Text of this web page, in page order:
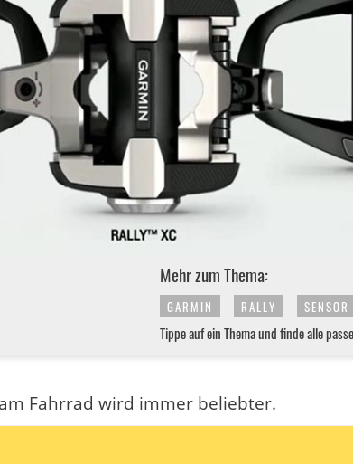
Mehr zum Thema:
GARMIN RALLY SENSOR
Tippe auf ein Thema und finde alle
Fahrrad wird immer beliebter.